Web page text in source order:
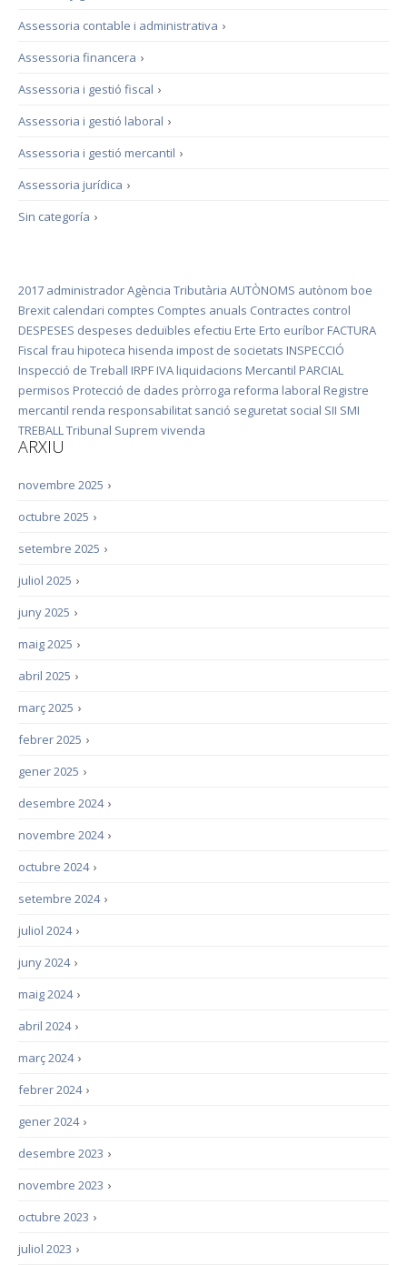
›
Assessoria contable i administrativa
›
Assessoria financera
›
Assessoria i gestió fiscal
›
Assessoria i gestió laboral
›
Assessoria i gestió mercantil
›
Assessoria jurídica
›
Sin categoría
2017 administradorAgència Tributària AUTÒNOMS autònom boe
Brexit calendari comptes Comptes anuals Contractes control
DESPESES despeses deduïbles efectiu Erte Erto euríbor FACTURA
Fiscal frau hipoteca hisenda impost de societats INSPECCIÓ
Inspecció de Treball IRPF IVA liquidacions Mercantil PARCIAL
permisos Protecció de dades pròrroga reforma laboral Registre
mercantil renda responsabilitat sanció seguretat social SII SMI
TREBALLTribunal Suprem vivenda
ARXIU
›
novembre 2025
›
octubre 2025
›
setembre 2025
›
juliol 2025
›
juny 2025
›
maig 2025
›
abril 2025
›
març 2025
›
febrer 2025
›
gener 2025
›
desembre 2024
›
novembre 2024
›
octubre 2024
›
setembre 2024
›
juliol 2024
›
juny 2024
›
maig 2024
›
abril 2024
›
març 2024
›
febrer 2024
›
gener 2024
›
desembre 2023
›
novembre 2023
›
octubre 2023
›
juliol 2023